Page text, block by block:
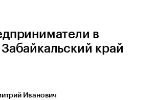
в
край
Иванович